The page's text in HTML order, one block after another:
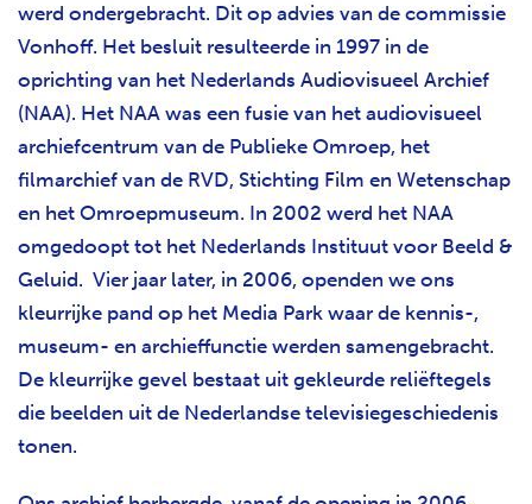
werd ondergebracht. Dit op advies van de commissie
Vonhoff. Het besluit resulteerde in 1997 in de
oprichting van het Nederlands Audiovisueel Archief
(NAA). Het NAA was een fusie van het audiovisueel
archiefcentrum van de Publieke Omroep, het
filmarchief van de RVD, Stichting Film en Wetenschap
en het Omroepmuseum. In 2002 werd het NAA
omgedoopt tot het Nederlands Instituut voor Beeld &
Geluid. Vier jaar later, in 2006, openden we ons
kleurrijke pand op het Media Park waar de kennis-,
museum- en archieffunctie werden samengebracht.
De kleurrijke gevel bestaat uit gekleurde reliëftegels
die beelden uit de Nederlandse televisiegeschiedenis
tonen.